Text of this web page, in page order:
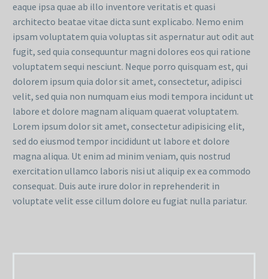
eaque ipsa quae ab illo inventore veritatis et quasi
architecto beatae vitae dicta sunt explicabo. Nemo enim
ipsam voluptatem quia voluptas sit aspernatur aut odit aut
fugit, sed quia consequuntur magni dolores eos qui ratione
voluptatem sequi nesciunt. Neque porro quisquam est, qui
dolorem ipsum quia dolor sit amet, consectetur, adipisci
velit, sed quia non numquam eius modi tempora incidunt ut
labore et dolore magnam aliquam quaerat voluptatem.
Lorem ipsum dolor sit amet, consectetur adipisicing elit,
sed do eiusmod tempor incididunt ut labore et dolore
magna aliqua. Ut enim ad minim veniam, quis nostrud
exercitation ullamco laboris nisi ut aliquip ex ea commodo
consequat. Duis aute irure dolor in reprehenderit in
voluptate velit esse cillum dolore eu fugiat nulla pariatur.